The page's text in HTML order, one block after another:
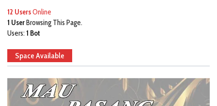
12 UsersOnline
1 User Browsing This Page.
Users: 1 Bot
Space Available